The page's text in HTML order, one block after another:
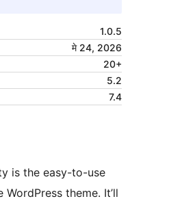
1.0.5
मे 24, 2026
20+
5.2
7.4
is the easy-to-use
WordPress theme. It’ll